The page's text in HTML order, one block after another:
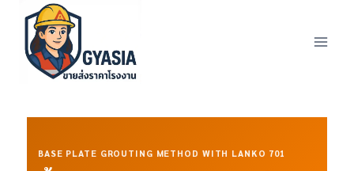
content
BASE PLATE GROUTING METHOD WITH LANKO 701